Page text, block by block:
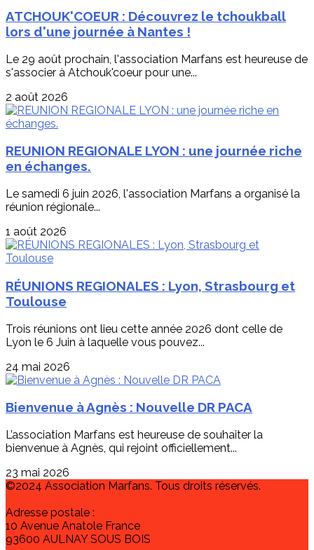
ATCHOUK'COEUR : Découvrez le tchoukball
lors d'une journée à Nantes !
Le 29 août prochain, l'association Marfans est heureuse de
s'associer à Atchouk'coeur pour une...
2 août 2026
REUNION REGIONALE LYON : une journée riche
en échanges.
Le samedi 6 juin 2026, l'association Marfans a organisé la
réunion régionale...
1 août 2026
RÉUNIONS REGIONALES : Lyon, Strasbourg et
Toulouse
Trois réunions ont lieu cette année 2026 dont celle de
Lyon le 6 Juin à laquelle vous pouvez...
24 mai 2026
Bienvenue à Agnès : Nouvelle DR PACA
L’association Marfans est heureuse de souhaiter la
bienvenue à Agnès, qui rejoint officiellement...
23 mai 2026
©2024 Association Marfans. Tous droits réservés.
Adresse postale :
10 Avenue Anatole France
93600 AULNAY SOUS BOIS